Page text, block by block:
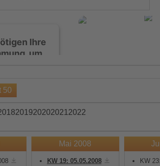
Ihre
um
Spotify,
einzubetten.
sammeln.
die Details
stimmen Sie
50
201920202021 2022
Mai 2008
KW 19: 05.05.2008
KW